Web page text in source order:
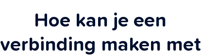
Hoe kan je een
verbinding maken met